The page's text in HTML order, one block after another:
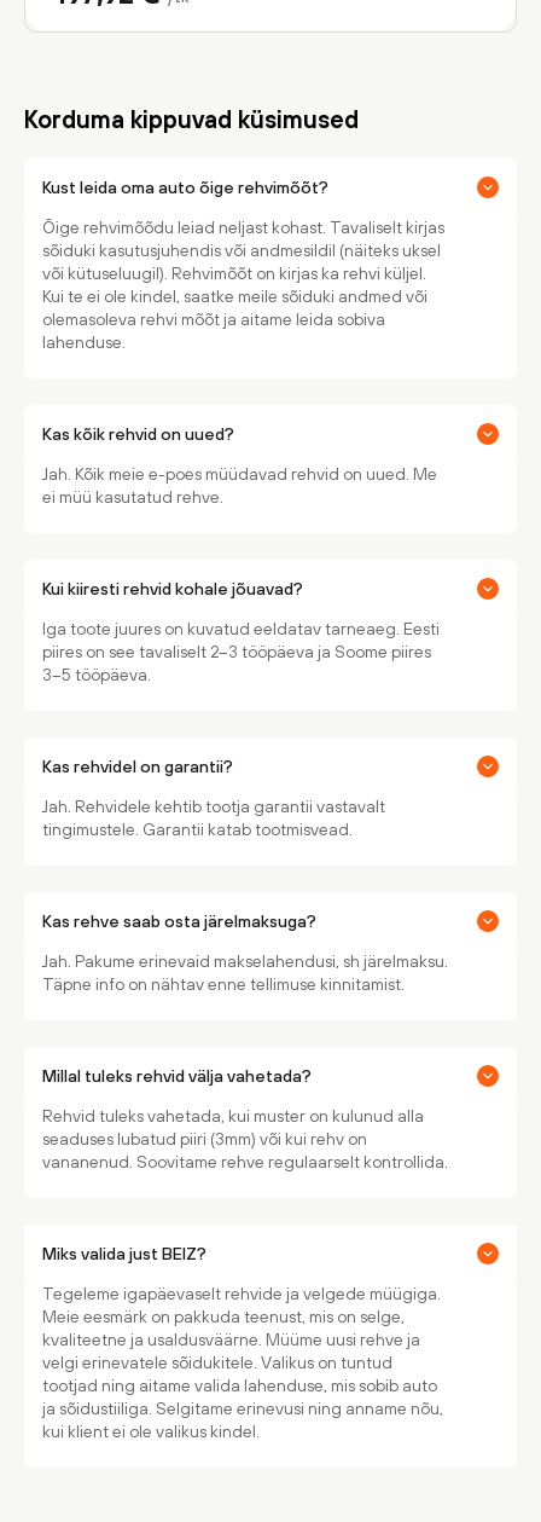
Korduma kippuvad küsimused
Kust leida oma auto õige rehvimõõt?
Õige rehvimõõdu leiad neljast kohast. Tavaliselt kirjas
sõiduki kasutusjuhendis või andmesildil (näiteks uksel
või kütuseluugil). Rehvimõõt on kirjas ka rehvi küljel.
Kui te ei ole kindel, saatke meile sõiduki andmed või
olemasoleva rehvi mõõt ja aitame leida sobiva
lahenduse.
Kas kõik rehvid on uued?
Jah. Kõik meie e-poes müüdavad rehvid on uued. Me
ei müü kasutatud rehve.
Kui kiiresti rehvid kohale jõuavad?
Iga toote juures on kuvatud eeldatav tarneaeg. Eesti
piires on see tavaliselt 2–3 tööpäeva ja Soome piires
3–5 tööpäeva.
Kas rehvidel on garantii?
Jah. Rehvidele kehtib tootja garantii vastavalt
tingimustele. Garantii katab tootmisvead.
Kas rehve saab osta järelmaksuga?
Jah. Pakume erinevaid makselahendusi, sh järelmaksu.
Täpne info on nähtav enne tellimuse kinnitamist.
Millal tuleks rehvid välja vahetada?
Rehvid tuleks vahetada, kui muster on kulunud alla
seaduses lubatud piiri (3mm) või kui rehv on
vananenud. Soovitame rehve regulaarselt kontrollida.
Miks valida just BEIZ?
Tegeleme igapäevaselt rehvide ja velgede müügiga.
Meie eesmärk on pakkuda teenust, mis on selge,
kvaliteetne ja usaldusväärne. Müüme uusi rehve ja
velgi erinevatele sõidukitele. Valikus on tuntud
tootjad ning aitame valida lahenduse, mis sobib auto
ja sõidustiiliga. Selgitame erinevusi ning anname nõu,
kui klient ei ole valikus kindel.